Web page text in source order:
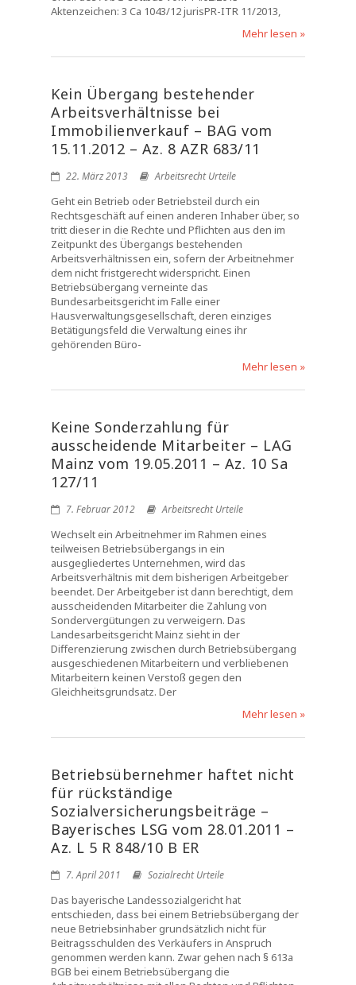
Aktenzeichen: 3 Ca 1043/12 jurisPR-ITR 11/2013,
Mehr lesen »
Kein Übergang bestehender
Arbeitsverhältnisse bei
Immobilienverkauf – BAG vom
15.11.2012 – Az. 8 AZR 683/11
22. März 2013 Arbeitsrecht Urteile
Geht ein Betrieb oder Betriebsteil durch ein
Rechtsgeschäft auf einen anderen Inhaber über, so
tritt dieser in die Rechte und Pflichten aus den im
Zeitpunkt des Übergangs bestehenden
Arbeitsverhältnissen ein, sofern der Arbeitnehmer
dem nicht fristgerecht widerspricht. Einen
Betriebsübergang verneinte das
Bundesarbeitsgericht im Falle einer
Hausverwaltungsgesellschaft, deren einziges
Betätigungsfeld die Verwaltung eines ihr
gehörenden Büro-
Mehr lesen »
Keine Sonderzahlung für
ausscheidende Mitarbeiter – LAG
Mainz vom 19.05.2011 – Az. 10 Sa
127/11
7. Februar 2012 Arbeitsrecht Urteile
Wechselt ein Arbeitnehmer im Rahmen eines
teilweisen Betriebsübergangs in ein
ausgegliedertes Unternehmen, wird das
Arbeitsverhältnis mit dem bisherigen Arbeitgeber
beendet. Der Arbeitgeber ist dann berechtigt, dem
ausscheidenden Mitarbeiter die Zahlung von
Sondervergütungen zu verweigern. Das
Landesarbeitsgericht Mainz sieht in der
Differenzierung zwischen durch Betriebsübergang
ausgeschiedenen Mitarbeitern und verbliebenen
Mitarbeitern keinen Verstoß gegen den
Gleichheitsgrundsatz. Der
Mehr lesen »
Betriebsübernehmer haftet nicht
für rückständige
Sozialversicherungsbeiträge –
Bayerisches LSG vom 28.01.2011 –
Az. L 5 R 848/10 B ER
7. April 2011 Sozialrecht Urteile
Das bayerische Landessozialgericht hat
entschieden, dass bei einem Betriebsübergang der
neue Betriebsinhaber grundsätzlich nicht für
Beitragsschulden des Verkäufers in Anspruch
genommen werden kann. Zwar gehen nach § 613a
BGB bei einem Betriebsübergang die